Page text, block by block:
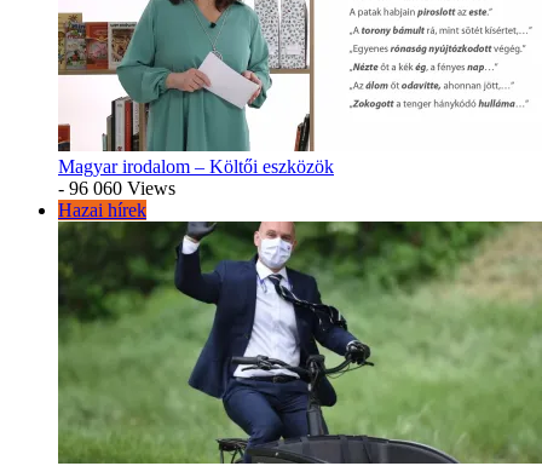
Magyar irodalom – Költői eszközök
- 96 060 Views
Hazai hírek